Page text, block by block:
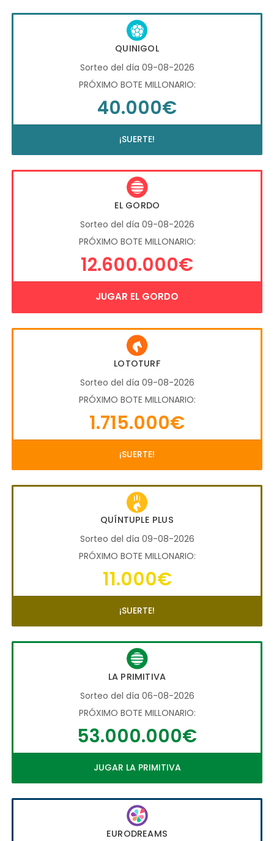
QUINIGOL
Sorteo del día 09-08-2026
PRÓXIMO BOTE MILLONARIO:
40.000€
¡SUERTE!
EL GORDO
Sorteo del día 09-08-2026
PRÓXIMO BOTE MILLONARIO:
12.600.000€
JUGAR EL GORDO
LOTOTURF
Sorteo del día 09-08-2026
PRÓXIMO BOTE MILLONARIO:
1.715.000€
¡SUERTE!
QUÍNTUPLE PLUS
Sorteo del día 09-08-2026
PRÓXIMO BOTE MILLONARIO:
11.000€
¡SUERTE!
LA PRIMITIVA
Sorteo del día 06-08-2026
PRÓXIMO BOTE MILLONARIO:
53.000.000€
JUGAR LA PRIMITIVA
EURODREAMS